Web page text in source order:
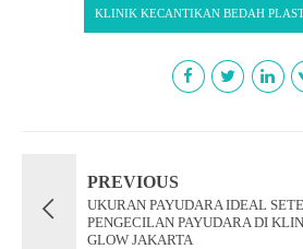
KLINIK KECANTIKAN BEDAH
PREVIOUS
UKURAN PAYUDARA IDEAL
PENGECILAN PAYUDARA DI
GLOW JAKARTA